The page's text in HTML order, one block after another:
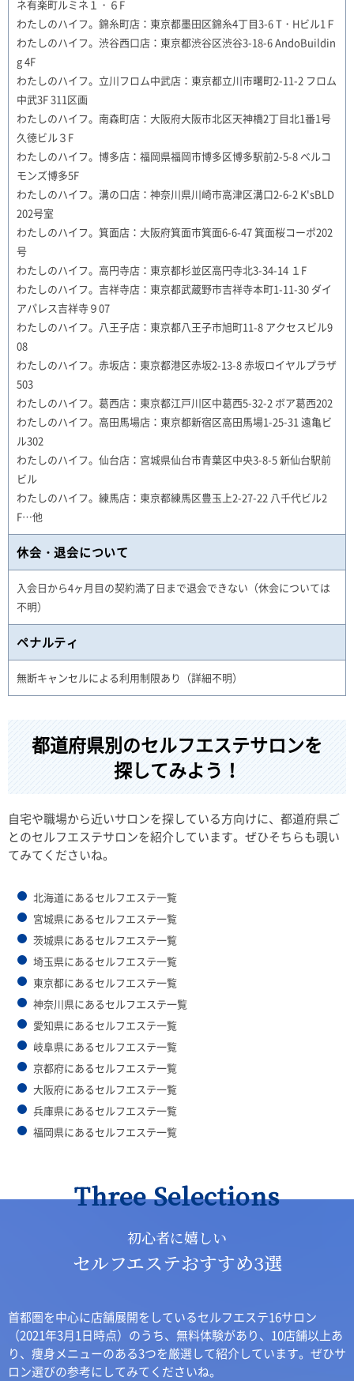
ネ有楽町ルミネ１・６F
わたしのハイフ。錦糸町店：東京都墨田区錦糸4丁目3-6 T・Hビル1Ｆ
わたしのハイフ。渋谷西口店：東京都渋谷区渋谷3-18-6 AndoBuildin
g 4F
わたしのハイフ。立川フロム中武店：東京都立川市曙町2-11-2 フロム
中武3F 311区画
わたしのハイフ。南森町店：大阪府大阪市北区天神橋2丁目北1番1号
久徳ビル３F
わたしのハイフ。博多店：福岡県福岡市博多区博多駅前2-5-8 ベルコ
モンズ博多5F
わたしのハイフ。溝の口店：神奈川県川崎市高津区溝口2-6-2 K'sBLD
202号室
わたしのハイフ。箕面店：大阪府箕面市箕面6-6-47 箕面桜コーポ202
号
わたしのハイフ。高円寺店：東京都杉並区高円寺北3-34-14 １F
わたしのハイフ。吉祥寺店：東京都武蔵野市吉祥寺本町1-11-30 ダイ
アパレス吉祥寺９07
わたしのハイフ。八王子店：東京都八王子市旭町11-8 アクセスビル9
08
わたしのハイフ。赤坂店：東京都港区赤坂2-13-8 赤坂ロイヤルプラザ
503
わたしのハイフ。葛西店：東京都江戸川区中葛西5-32-2 ボア葛西202
わたしのハイフ。高田馬場店：東京都新宿区高田馬場1-25-31 遠亀ビ
ル302
わたしのハイフ。仙台店：宮城県仙台市青葉区中央3-8-5 新仙台駅前
ビル
わたしのハイフ。練馬店：東京都練馬区豊玉上2-27-22 八千代ビル2
F…他
休会・退会について
入会日から4ヶ月目の契約満了日まで退会できない（休会については
不明）
ペナルティ
無断キャンセルによる利用制限あり（詳細不明）
都道府県別のセルフエステサロンを
探してみよう！
自宅や職場から近いサロンを探している方向けに、都道府県ご
とのセルフエステサロンを紹介しています。ぜひそちらも覗い
てみてくださいね。
北海道にあるセルフエステ一覧
宮城県にあるセルフエステ一覧
茨城県にあるセルフエステ一覧
埼玉県にあるセルフエステ一覧
東京都にあるセルフエステ一覧
神奈川県にあるセルフエステ一覧
愛知県にあるセルフエステ一覧
岐阜県にあるセルフエステ一覧
京都府にあるセルフエステ一覧
大阪府にあるセルフエステ一覧
兵庫県にあるセルフエステ一覧
福岡県にあるセルフエステ一覧
Three Selections
初心者に嬉しい
セルフエステおすすめ3選
首都圏を中心に店舗展開をしているセルフエステ16サロン
（2021年3月1日時点）のうち、無料体験があり、10店舗以上あ
り、痩身メニューのある3つを厳選して紹介しています。ぜひサ
ロン選びの参考にしてみてくださいね。